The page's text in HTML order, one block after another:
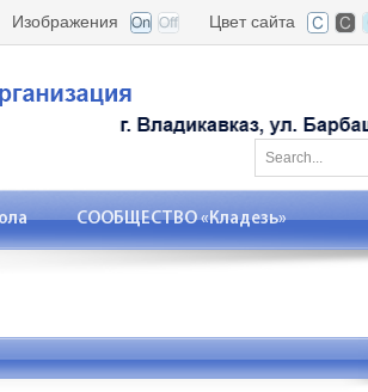
Цвет сайта
Изображения
СООБЩЕСТВО «Кладезь»